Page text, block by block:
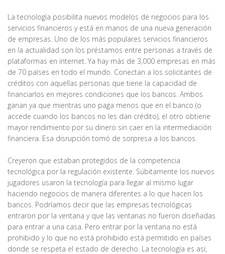
La tecnología posibilita nuevos modelos de negocios para los
servicios financieros y está en manos de una nueva generación
de empresas. Uno de los más populares servicios financieros
en la actualidad son los préstamos entre personas a través de
plataformas en internet. Ya hay más de 3,000 empresas en más
de 70 países en todo el mundo. Conectan a los solicitantes de
créditos con aquellas personas que tiene la capacidad de
financiarlos en mejores condiciones que los bancos. Ambos
ganan ya que mientras uno paga menos que en el banco (o
accede cuando los bancos no les dan crédito), el otro obtiene
mayor rendimiento por su dinero sin caer en la intermediación
financiera. Esa disrupción tomó de sorpresa a los bancos.
Creyeron que estaban protegidos de la competencia
tecnológica por la regulación existente. Súbitamente los nuevos
jugadores usaron la tecnología para llegar al mismo lugar
haciendo negocios de manera diferentes a lo que hacen los
bancos. Podríamos decir que las empresas tecnológicas
entraron por la ventana y que las ventanas no fueron diseñadas
para entrar a una casa. Pero entrar por la ventana no está
prohibido y lo que no está prohibido está permitido en países
donde se respeta el estado de derecho. La tecnología es así,